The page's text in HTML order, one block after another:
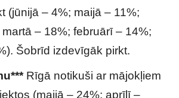
(jūnijā – 4%; maijā – 11%;
– 18%; februārī – 14%;
Šobrīd izdevīgāk pirkt.
Rīgā notikuši ar mājokļiem
(maijā – 24%; aprīlī –